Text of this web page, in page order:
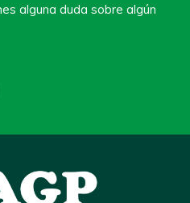
alguna duda sobre algún